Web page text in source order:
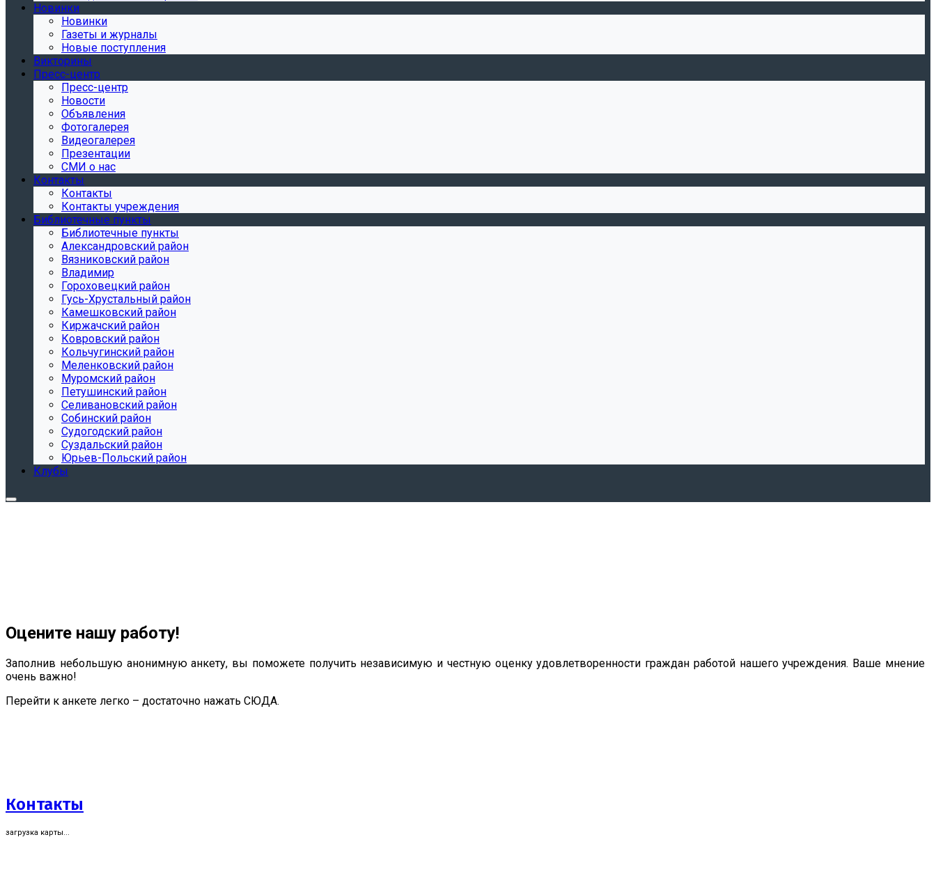
Новинки
Новинки
Газеты и журналы
Новые поступления
Викторины
Пресс-центр
Пресс-центр
Новости
Объявления
Фотогалерея
Видеогалерея
Презентации
СМИ о нас
Контакты
Контакты
Контакты учреждения
Библиотечные пункты
Библиотечные пункты
Александровский район
Вязниковский район
Владимир
Гороховецкий район
Гусь-Хрустальный район
Камешковский район
Киржачский район
Ковровский район
Кольчугинский район
Меленковский район
Муромский район
Петушинский район
Селивановский район
Собинский район
Судогодский район
Суздальский район
Юрьев-Польский район
Клубы
Оцените нашу работу!
Заполнив небольшую анонимную анкету, вы поможете получить независимую и честную оценку удовлетворенности граждан работой нашего учреждения. Ваше мнение
очень важно!
Перейти к анкете легко – достаточно нажать СЮДА.
Контакты
загрузка карты...